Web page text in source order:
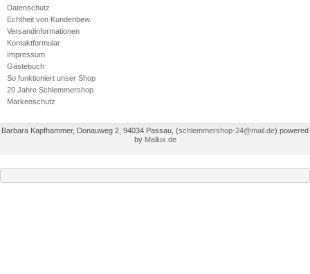
Datenschutz
Echtheit von Kundenbew.
Versandinformationen
Kontaktformular
Impressum
Gästebuch
So funktioniert unser Shop
20 Jahre Schlemmershop
Markenschutz
Barbara Kapfhammer, Donauweg 2, 94034 Passau, (schlemmershop-24@mail.de) powered
by Mallux.de